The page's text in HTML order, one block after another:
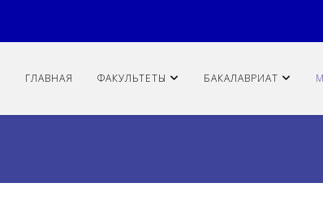
ГЛАВНАЯ ФАКУЛЬТЕТЫ БАКАЛАВРИАТ